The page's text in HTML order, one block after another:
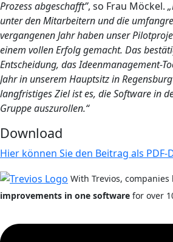
Prozess abgeschafft”, so Frau Möckel.
unter den Mitarbeitern und die
vergangenen Jahr haben unser
einem vollen Erfolg gemacht. Das
Entscheidung, das Ideenmanagement-
Jahr in unserem Hauptsitz in
langfristiges Ziel ist es, die Software in
Gruppe auszurollen.“
Download
Hier können Sie den Beitrag als
With Trevios,
improvements in one software for over